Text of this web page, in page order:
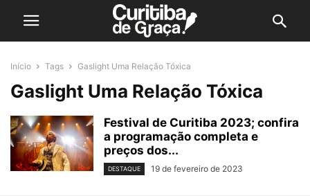
Início Tags Gaslight Uma Relação Tóxica
Gaslight Uma Relação Tóxica
Festival de Curitiba 2023; confira
a programação completa e
preços dos...
DESTAQUE 19 de fevereiro de 2023